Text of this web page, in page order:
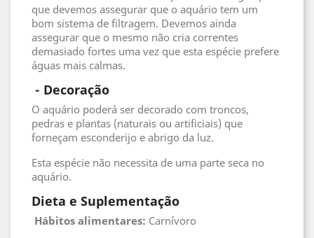
que devemos assegurar que o aquário tem um
bom sistema de filtragem. Devemos ainda
assegurar que o mesmo não cria correntes
demasiado fortes uma vez que esta espécie prefere
águas mais calmas.
- Decoração
O aquário poderá ser decorado com troncos,
pedras e plantas (naturais ou artificiais) que
forneçam esconderijo e abrigo da luz.
Esta espécie não necessita de uma parte seca no
aquário.
Dieta e Suplementação
Hábitos alimentares: Carnívoro